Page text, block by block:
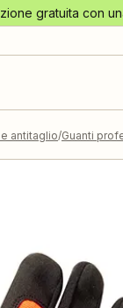
gratuita con
antitaglio Guanti